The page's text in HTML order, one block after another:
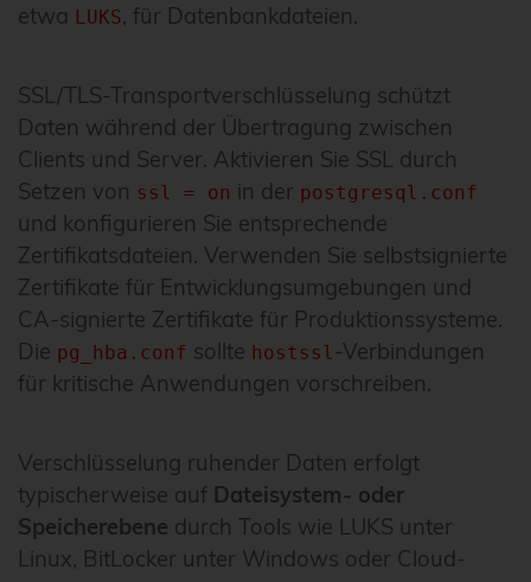
etwa LUKS, für Datenbankdateien.
SSL/TLS-Transportverschlüsselung schützt
Daten während der Übertragung zwischen
Clients und Server. Aktivieren Sie SSL durch
Setzen von ssl = on in der postgresql.conf
und konfigurieren Sie entsprechende
Zertifikatsdateien. Verwenden Sie selbstsignierte
Zertifikate für Entwicklungsumgebungen und
CA-signierte Zertifikate für Produktionssysteme.
Die pg_hba.conf sollte hostssl -Verbindungen
für kritische Anwendungen vorschreiben.
Verschlüsselung ruhender Daten erfolgt
typischerweise auf Dateisystem- oder
Speicherebene durch Tools wie LUKS unter
Linux, BitLocker unter Windows oder Cloud-